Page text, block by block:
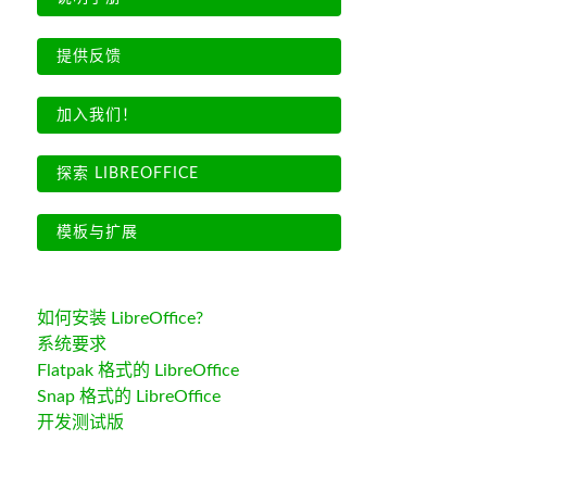
提供反馈
加入我们！
探索 LIBREOFFICE
模板与扩展
如何安装 LibreOffice?
系统要求
Flatpak 格式的 LibreOffice
Snap 格式的 LibreOffice
开发测试版